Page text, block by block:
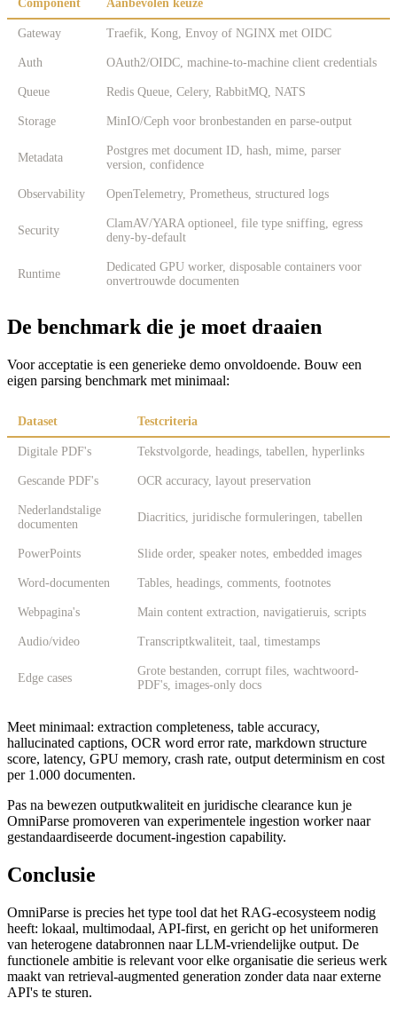
Component Aanbevolen keuze
Gateway Traefik, Kong, Envoy of NGINX met OIDC
Auth OAuth2/OIDC, machine-to-machine client credentials
Queue Redis Queue, Celery, RabbitMQ, NATS
Storage MinIO/Ceph voor bronbestanden en parse-output
Metadata
Postgres met document ID, hash, mime, parser
version, confidence
Observability OpenTelemetry, Prometheus, structured logs
Security
ClamAV/YARA optioneel, file type sniffing, egress
deny-by-default
Runtime
Dedicated GPU worker, disposable containers voor
onvertrouwde documenten
De benchmark die je moet draaien
Voor acceptatie is een generieke demo onvoldoende. Bouw een
eigen parsing benchmark met minimaal:
Dataset Testcriteria
Digitale PDF's Tekstvolgorde, headings, tabellen, hyperlinks
Gescande PDF's OCR accuracy, layout preservation
Nederlandstalige
documenten
Diacritics, juridische formuleringen, tabellen
PowerPoints Slide order, speaker notes, embedded images
Word-documenten Tables, headings, comments, footnotes
Webpagina's Main content extraction, navigatieruis, scripts
Audio/video Transcriptkwaliteit, taal, timestamps
Edge cases
Grote bestanden, corrupt files, wachtwoord-
PDF's, images-only docs
Meet minimaal: extraction completeness, table accuracy,
hallucinated captions, OCR word error rate, markdown structure
score, latency, GPU memory, crash rate, output determinism en cost
per 1.000 documenten.
Pas na bewezen outputkwaliteit en juridische clearance kun je
OmniParse promoveren van experimentele ingestion worker naar
gestandaardiseerde document-ingestion capability.
Conclusie
OmniParse is precies het type tool dat het RAG-ecosysteem nodig
heeft: lokaal, multimodaal, API-first, en gericht op het uniformeren
van heterogene databronnen naar LLM-vriendelijke output. De
functionele ambitie is relevant voor elke organisatie die serieus werk
maakt van retrieval-augmented generation zonder data naar externe
API's te sturen.